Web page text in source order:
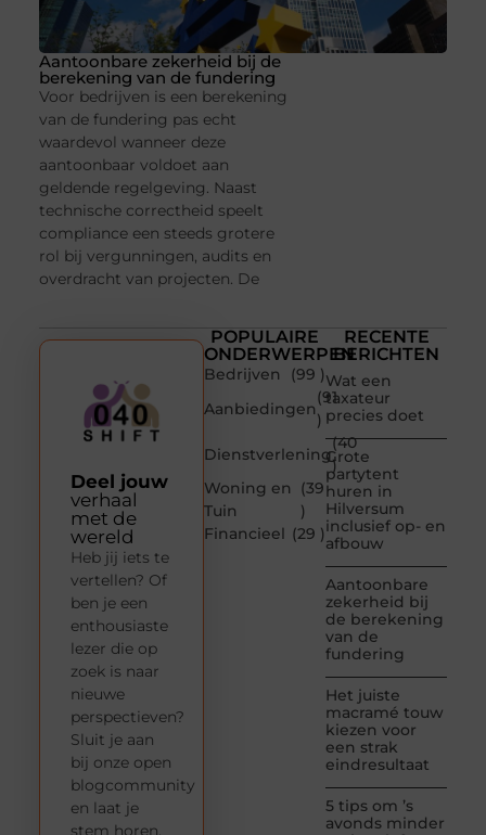
Aantoonbare zekerheid bij de
berekening van de fundering
Voor bedrijven is een berekening
van de fundering pas echt
waardevol wanneer deze
aantoonbaar voldoet aan
geldende regelgeving. Naast
technische correctheid speelt
compliance een steeds grotere
rol bij vergunningen, audits en
overdracht van projecten. De
POPULAIRE
ONDERWERPEN
Bedrijven
(99 )
Aanbiedingen
(91
)
Dienstverlening
(40
)
Woning en
Tuin
(39
)
Financieel (29 )
RECENTE
BERICHTEN
Wat een
taxateur
precies doet
Grote
partytent
huren in
Hilversum
inclusief op- en
afbouw
Aantoonbare
zekerheid bij
de berekening
van de
fundering
Het juiste
macramé touw
kiezen voor
een strak
eindresultaat
5 tips om ’s
avonds minder
Deel jouw
verhaal
met de
wereld
Heb jij iets te
vertellen? Of
ben je een
enthousiaste
lezer die op
zoek is naar
nieuwe
perspectieven?
Sluit je aan
bij onze open
blogcommunity
en laat je
stem horen.